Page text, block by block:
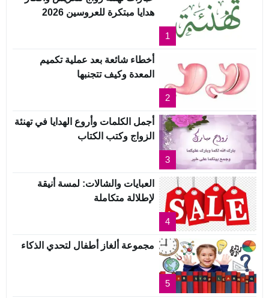
1
هدايا مبتكرة للعروسين 2026
2
أخطاء شائعة بعد عملية تكميم
المعدة وكيف تتجنبها
3
أجمل الكلمات وأروع الهدايا في تهنئة
الزواج وكتب الكتاب
4
العبايات والشالات: لمسة أنيقة
لإطلالة متكاملة
5
مجموعة ألغاز أطفال لتحدي الذكاء